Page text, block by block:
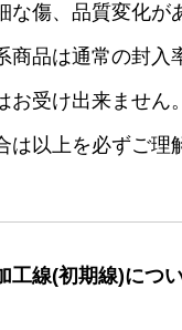
傷、品質変化が
品は通常の封入
受け出来ません。
以上を必ずご理
工線(初期線)につい